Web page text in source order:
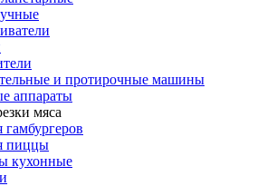
и протирочные машины
аппараты
мяса
пиццы
кухонные